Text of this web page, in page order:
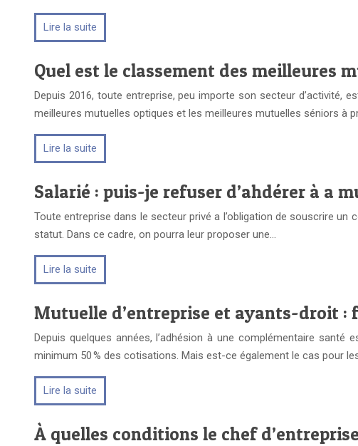
Lire la suite
Quel est le classement des meilleures
Depuis 2016, toute entreprise, peu importe son secteur d’activité,
meilleures mutuelles optiques et les meilleures mutuelles séniors à
Lire la suite
Salarié : puis-je refuser d’ahdérer à a
Toute entreprise dans le secteur privé a l’obligation de souscrire
statut. Dans ce cadre, on pourra leur proposer une…
Lire la suite
Mutuelle d’entreprise et ayants-droit
Depuis quelques années, l’adhésion à une complémentaire
minimum 50 % des cotisations. Mais est-ce également le cas pour
Lire la suite
À quelles conditions le chef